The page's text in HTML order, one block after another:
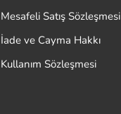
Mesafeli Satış Sözleşmesi
İade ve Cayma Hakkı
Kullanım Sözleşmesi